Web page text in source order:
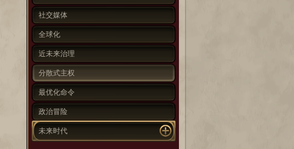
社交媒体
全球化
近未来治理
分散式主权
最优化命令
政治冒险
未来时代